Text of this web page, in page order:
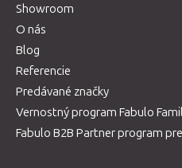
Showroom
O nás
Blog
Referencie
Predávané značky
Vernostný program Fabulo
Fabulo B2B Partner program